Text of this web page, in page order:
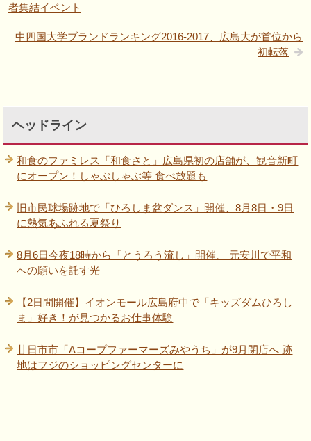
者集結イベント
中四国大学ブランドランキング2016-2017、広島大が首位から
初転落
ヘッドライン
和食のファミレス「和食さと」広島県初の店舗が、観音新町
にオープン！しゃぶしゃぶ等 食べ放題も
旧市民球場跡地で「ひろしま盆ダンス」開催、8月8日・9日
に熱気あふれる夏祭り
8月6日今夜18時から「とうろう流し」開催、 元安川で平和
への願いを託す光
【2日間開催】イオンモール広島府中で「キッズダムひろし
ま」好き！が見つかるお仕事体験
廿日市市「Aコープファーマーズみやうち」が9月閉店へ 跡
地はフジのショッピングセンターに